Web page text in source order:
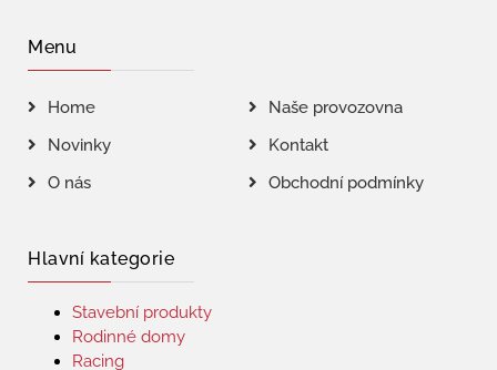
Menu
Home
Naše provozovna
Novinky
Kontakt
O nás
Obchodní podmínky
Hlavní kategorie
Stavební produkty
Rodinné domy
Racing